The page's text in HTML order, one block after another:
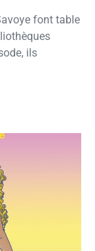
font table
ils